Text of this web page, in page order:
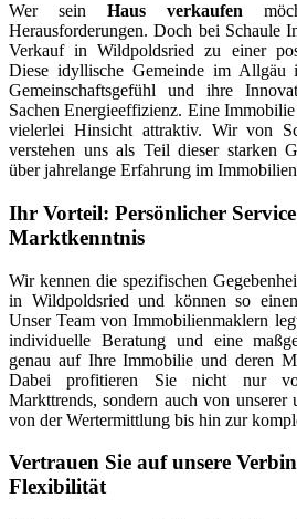
Wer sein Haus verkaufen
Herausforderungen. Doch bei Schaule
Verkauf in Wildpoldsried zu einer
Diese idyllische Gemeinde im Allgäu
Gemeinschaftsgefühl und ihre
Sachen Energieeffizienz. Eine
vielerlei Hinsicht attraktiv. Wir von
verstehen uns als Teil dieser starken
über jahrelange Erfahrung im
Ihr Vorteil: Persönlicher
Marktkenntnis
Wir kennen die spezifischen
in Wildpoldsried und können so
Unser Team von Immobilienmaklern
individuelle Beratung und eine
genau auf Ihre Immobilie und deren
Dabei profitieren Sie nicht nur
Markttrends, sondern auch von unserer
von der Wertermittlung bis hin zur
Vertrauen Sie auf unsere
Flexibilität